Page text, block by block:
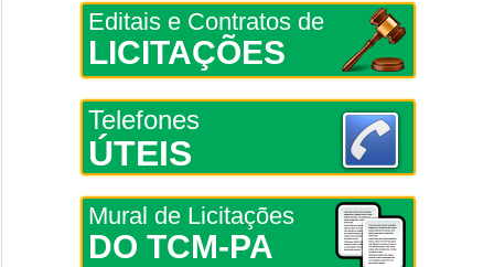
Editais e Contratos de
LICITAÇÕES
Telefones
ÚTEIS
Mural de Licitações
DO TCM-PA